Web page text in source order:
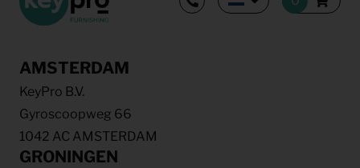
AMSTERDAM
KeyPro B.V.
Gyroscoopweg 66
1042 AC AMSTERDAM
GRONINGEN